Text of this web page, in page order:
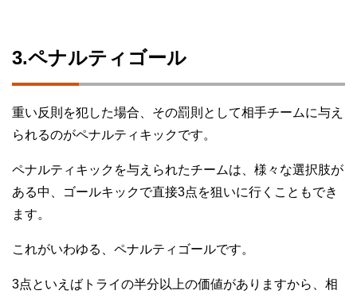
3.ペナルティゴール
重い反則を犯した場合、その罰則として相手チームに与え
られるのがペナルティキックです。
ペナルティキックを与えられたチームは、様々な選択肢が
ある中、ゴールキックで直接3点を狙いに行くこともでき
ます。
これがいわゆる、ペナルティゴールです。
3点といえばトライの半分以上の価値がありますから、相